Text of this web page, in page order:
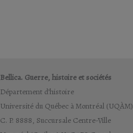
Bellica. Guerre, histoire et sociétés
Département d’histoire
Université du Québec à Montréal (UQÀM)
C. P. 8888, Succursale Centre-Ville